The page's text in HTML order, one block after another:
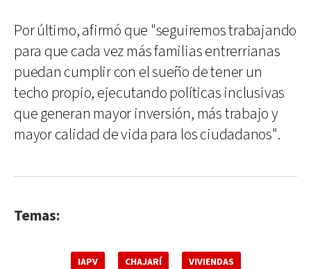
Por último, afirmó que "seguiremos trabajando
para que cada vez más familias entrerrianas
puedan cumplir con el sueño de tener un
techo propio, ejecutando políticas inclusivas
que generan mayor inversión, más trabajo y
mayor calidad de vida para los ciudadanos".
Temas:
IAPV CHAJARÍ VIVIENDAS